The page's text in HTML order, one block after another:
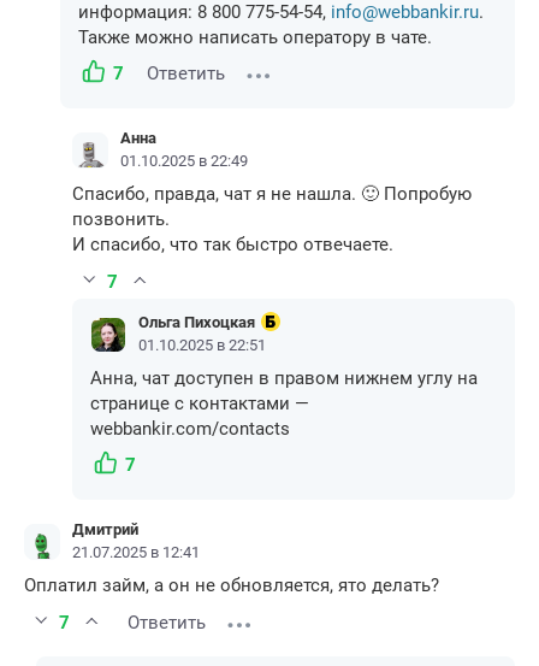
информация: 8 800 775-54-54, info@webbankir.ru.
Также можно написать оператору в чате.
7
Ответить
Анна
01.10.2025 в 22:49
Спасибо, правда, чат я не нашла. 🙂 Попробую
позвонить.
И спасибо, что так быстро отвечаете.
7
Ольга Пихоцкая
01.10.2025 в 22:51
Анна, чат доступен в правом нижнем углу на
странице с контактами —
webbankir.com/contacts
7
Дмитрий
21.07.2025 в 12:41
Оплатил займ, а он не обновляется, ято делать?
7
Ответить